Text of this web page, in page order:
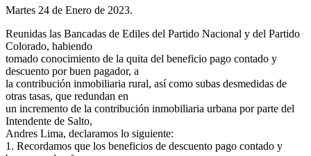
Martes 24 de Enero de 2023.
Reunidas las Bancadas de Ediles del Partido Nacional y del Partido
Colorado, habiendo
tomado conocimiento de la quita del beneficio pago contado y
descuento por buen pagador, a
la contribución inmobiliaria rural, así como subas desmedidas de
otras tasas, que redundan en
un incremento de la contribución inmobiliaria urbana por parte del
Intendente de Salto,
Andres Lima, declaramos lo siguiente:
1. Recordamos que los beneficios de descuento pago contado y